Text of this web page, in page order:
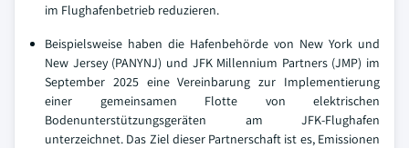
im Flughafenbetrieb reduzieren.
Beispielsweise haben die Hafenbehörde von New York und
New Jersey (PANYNJ) und JFK Millennium Partners (JMP) im
September 2025 eine Vereinbarung zur Implementierung
einer gemeinsamen Flotte von elektrischen
Bodenunterstützungsgeräten am JFK-Flughafen
unterzeichnet. Das Ziel dieser Partnerschaft ist es, Emissionen